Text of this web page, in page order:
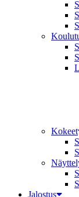
Kokeet
Jalostus